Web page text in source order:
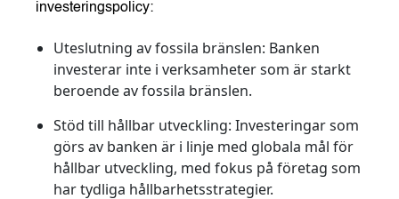
investeringspolicy:
Uteslutning av fossila bränslen: Banken
investerar inte i verksamheter som är starkt
beroende av fossila bränslen.
Stöd till hållbar utveckling: Investeringar som
görs av banken är i linje med globala mål för
hållbar utveckling, med fokus på företag som
har tydliga hållbarhetsstrategier.